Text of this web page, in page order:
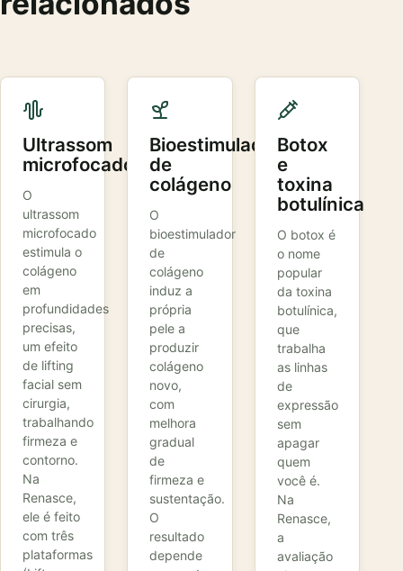
Ultrassom
microfocado
O
ultrassom
microfocado
estimula o
colágeno
em
profundidades
precisas,
um efeito
de lifting
facial sem
cirurgia,
trabalhando
firmeza e
contorno.
Na
Renasce,
ele é feito
com três
plataformas
Bioestimuladores
de
colágeno
O
bioestimulador
de
colágeno
induz a
própria
pele a
produzir
colágeno
novo,
com
melhora
gradual
de
firmeza e
sustentação.
O
resultado
depende
Botox
e
toxina
botulínica
O botox é
o nome
popular
da toxina
botulínica,
que
trabalha
as linhas
de
expressão
sem
apagar
quem
você é.
Na
Renasce,
a
avaliação